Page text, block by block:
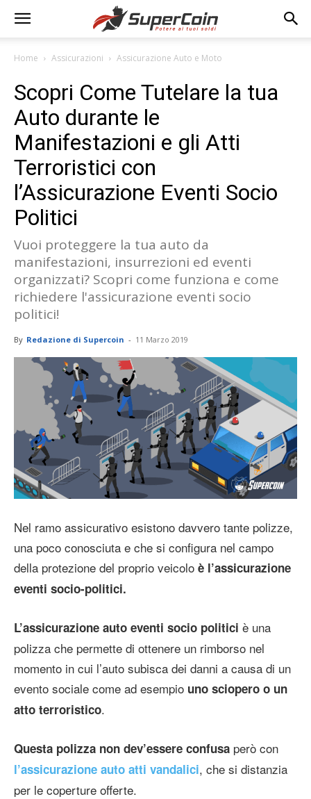
Home Assicurazioni Assicurazione Auto e Moto
Scopri Come Tutelare la tua
Auto durante le
Manifestazioni e gli Atti
Terroristici con
l’Assicurazione Eventi Socio
Politici
Vuoi proteggere la tua auto da
manifestazioni, insurrezioni ed eventi
organizzati? Scopri come funziona e come
richiedere l'assicurazione eventi socio
politici!
By Redazione di Supercoin - 11 Marzo 2019
Nel ramo assicurativo esistono davvero tante polizze,
una poco conosciuta e che si configura nel campo
della protezione del proprio veicolo è l’assicurazione
eventi socio-politici.
L’assicurazione auto eventi socio politici è una
polizza che permette di ottenere un rimborso nel
momento in cui l’auto subisca dei danni a causa di un
evento sociale come ad esempio uno sciopero o un
atto terroristico.
Questa polizza non dev’essere confusa però con
l’assicurazione auto atti vandalici, che si distanzia
per le coperture offerte.